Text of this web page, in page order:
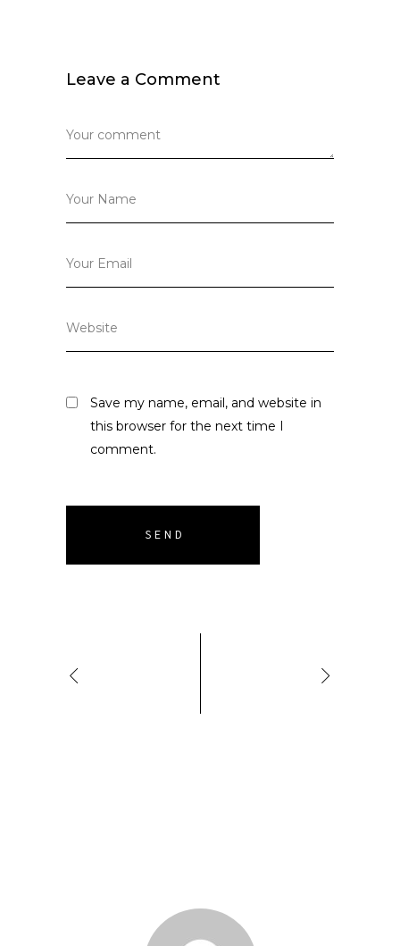
Leave a Comment
Save my name, email, and website in
this browser for the next time I
comment.
SEND